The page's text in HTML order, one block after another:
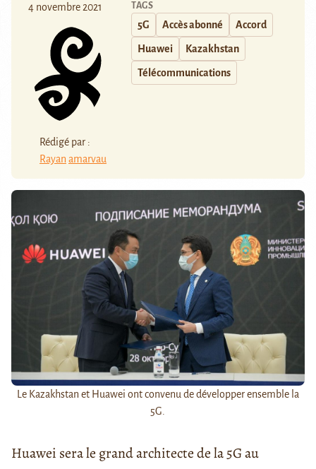
4 novembre 2021
Rédigé par :
Rayan amarvau
TAGS
5G Accès abonné Accord
Huawei Kazakhstan
Télécommunications
Le Kazakhstan et Huawei ont convenu de développer ensemble la
5G.
Huawei sera le grand architecte de la 5G au